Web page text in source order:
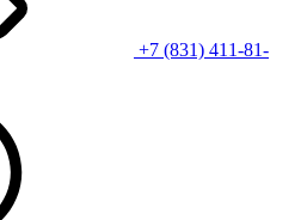
+7 (831) 411-81-